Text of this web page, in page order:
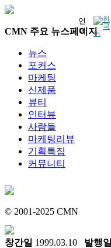
언
어
CMN 주요 뉴스페이지
뉴스
포커스
마케팅
신제품
뷰티
인터뷰
사람들
마케팅리뷰
기획특집
커뮤니티
© 2001-2025 CMN
창간일 1999.03.10 발행일